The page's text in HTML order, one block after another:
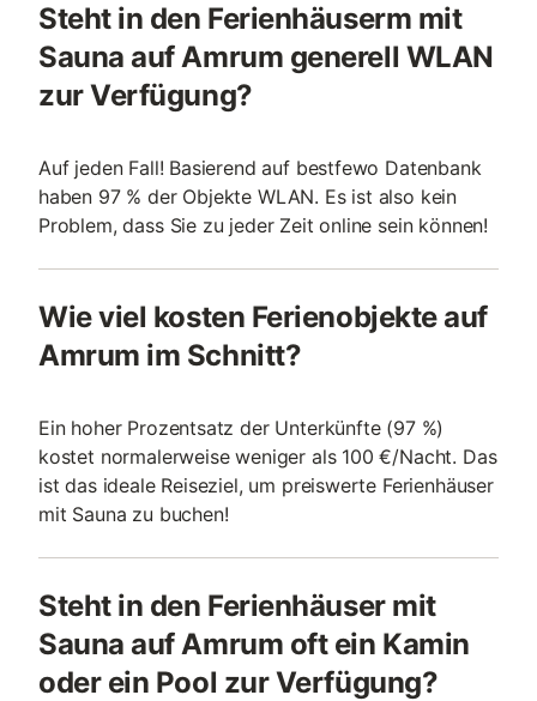
Steht in den Ferienhäuserm mit
Sauna auf Amrum generell WLAN
zur Verfügung?
Auf jeden Fall! Basierend auf bestfewo Datenbank
haben 97 % der Objekte WLAN. Es ist also kein
Problem, dass Sie zu jeder Zeit online sein können!
Wie viel kosten Ferienobjekte auf
Amrum im Schnitt?
Ein hoher Prozentsatz der Unterkünfte (97 %)
kostet normalerweise weniger als 100 €/Nacht. Das
ist das ideale Reiseziel, um preiswerte Ferienhäuser
mit Sauna zu buchen!
Steht in den Ferienhäuser mit
Sauna auf Amrum oft ein Kamin
oder ein Pool zur Verfügung?